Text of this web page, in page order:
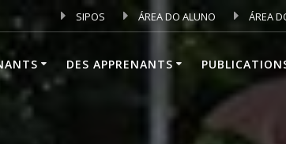
SIPOS ÁREA DO ALUNO ÁREA
DES APPRENANTS